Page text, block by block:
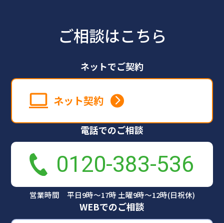
ご相談はこちら
ネットでご契約
ネット契約
電話でのご相談
0120-383-536
営業時間 平日9時～17時 土曜9時～12時(日祝休)
WEBでのご相談